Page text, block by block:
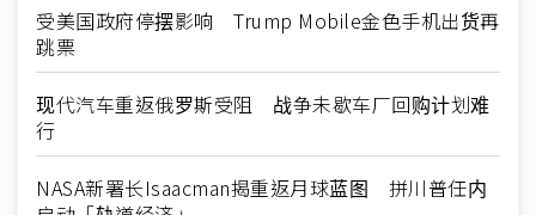
受美国政府停摆影响 Trump Mobile金色手机出货再
跳票
现代汽车重返俄罗斯受阻 战争未歇车厂回购计划难
行
NASA新署长Isaacman揭重返月球蓝图 拼川普任内